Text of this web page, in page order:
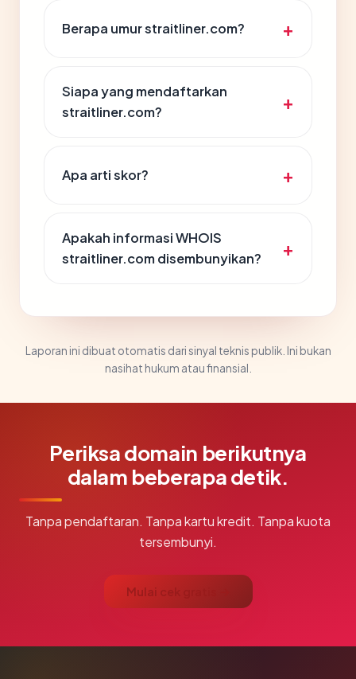
Berapa umur straitliner.com?
Siapa yang mendaftarkan
straitliner.com?
Apa arti skor?
Apakah informasi WHOIS
straitliner.com disembunyikan?
Laporan ini dibuat otomatis dari sinyal teknis publik. Ini bukan
nasihat hukum atau finansial.
Periksa domain berikutnya
dalam beberapa detik.
Tanpa pendaftaran. Tanpa kartu kredit. Tanpa kuota
tersembunyi.
Mulai cek gratis →